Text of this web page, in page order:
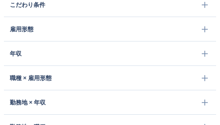
こだわり条件
雇用形態
年収
職種 × 雇用形態
勤務地 × 年収